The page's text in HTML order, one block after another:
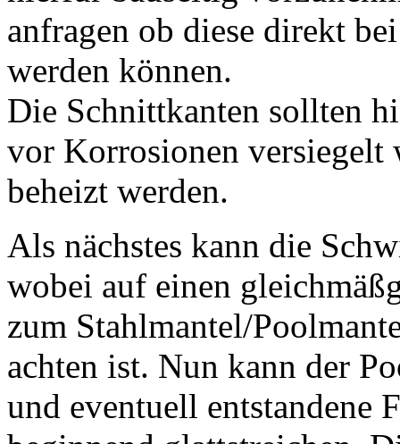
anfragen ob diese direkt
werden können.
Die Schnittkanten sollten
vor Korrosionen versiegelt
beheizt werden.
Als nächstes kann die
wobei auf einen
zum Stahlmantel/
achten ist. Nun kann der
und eventuell entstandene